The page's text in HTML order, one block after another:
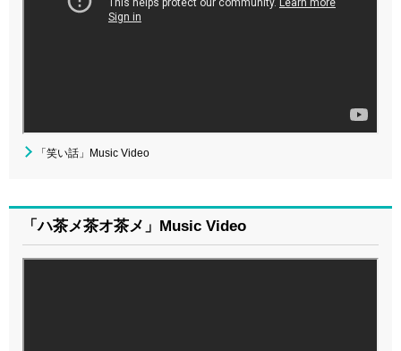
「笑い話」Music Video
「ハ茶メ茶オ茶メ」Music Video